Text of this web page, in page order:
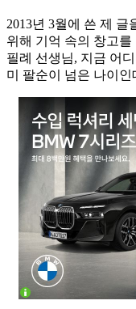
2013년 3월에 쓴 제 글
위해 기억 속의 창고
필례 선생님, 지금 어
미 팔순이 넘은 나이